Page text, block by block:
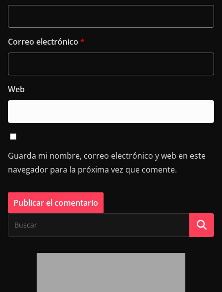
Correo electrónico *
Web
Guarda mi nombre, correo electrónico y web en este
navegador para la próxima vez que comente.